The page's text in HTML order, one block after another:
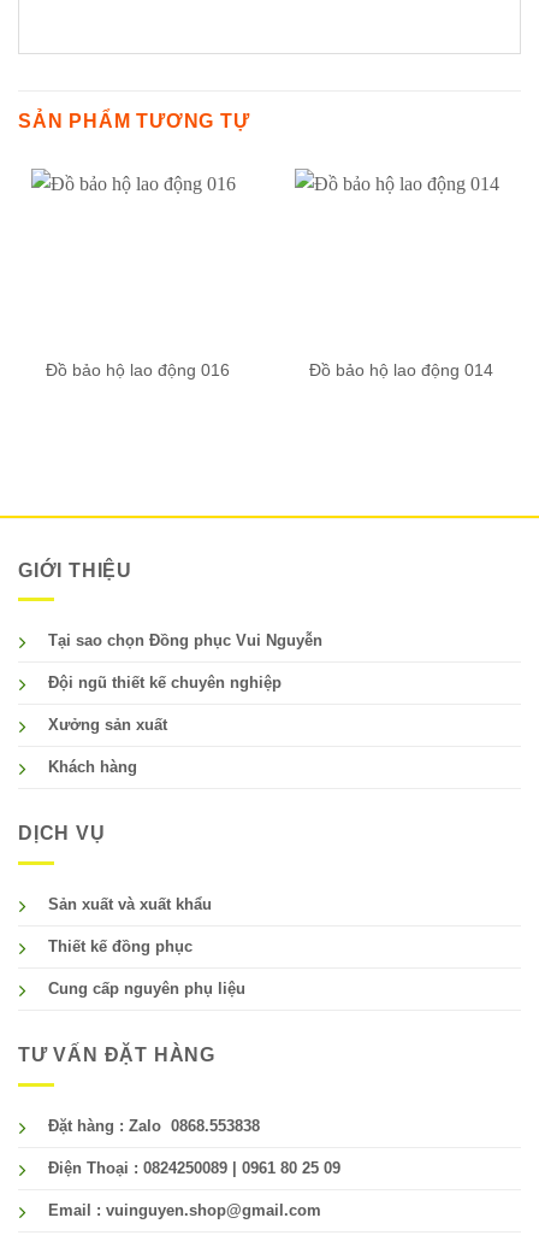
SẢN PHẨM TƯƠNG TỰ
Đồ bảo hộ lao động 016 Đồ bảo hộ lao động 014
GIỚI THIỆU
Tại sao chọn Đồng phục Vui Nguyễn
Đội ngũ thiết kế chuyên nghiệp
Xưởng sản xuất
Khách hàng
DỊCH VỤ
Sản xuất và xuất khẩu
Thiết kế đồng phục
Cung cấp nguyên phụ liệu
TƯ VẤN ĐẶT HÀNG
Đặt hàng : Zalo 0868.553838
Điện Thoại : 0824250089 | 0961 80 25 09
Email : vuinguyen.shop@gmail.com